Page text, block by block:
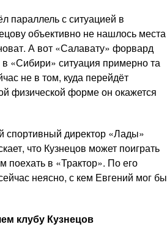
параллель с ситуацией в
объективно не нашлось места
А вот «Салавату» форвард
в «Сибири» ситуация примерно та
не в том, куда перейдёт
физической форме он окажется
спортивный директор «Лады»
что Кузнецов может поиграть
поехать в «Трактор». По его
неясно, с кем Евгений мог бы
клубу Кузнецов